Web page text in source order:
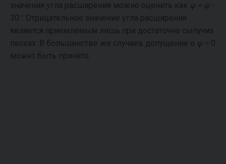
значения угла расширения можно оценить как ψ = φ -
30
. Отрицательное значение угла расширения
является приемлемым лишь при достаточно сыпучих
песках. В большинстве же случаев допущение о ψ =
0
может быть принято.